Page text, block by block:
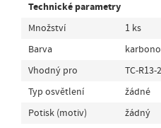
Technické parametry
Množství
1 ks
Barva
Vhodný pro
TC-R13-
Typ osvětlení
žádné
Potisk (motiv)
žádný